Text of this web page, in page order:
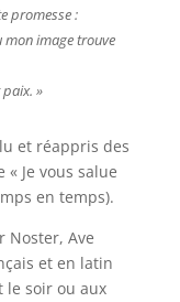
promesse :
mon image trouve
»
et réappris des
Je vous salue
en temps).
Noster, Ave
et en latin
soir ou aux